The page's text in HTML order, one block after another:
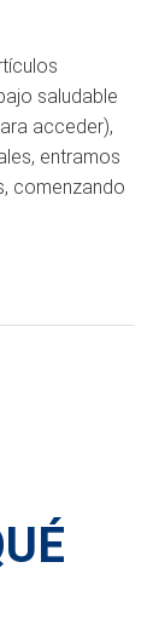
saludable
acceder),
entramos
comenzando